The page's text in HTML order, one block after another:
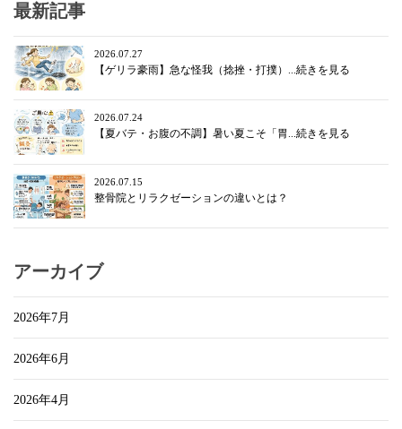
最新記事
2026.07.27
【ゲリラ豪雨】急な怪我（捻挫・打撲）...続きを見る
2026.07.24
【夏バテ・お腹の不調】暑い夏こそ「胃...続きを見る
2026.07.15
整骨院とリラクゼーションの違いとは？
アーカイブ
2026年7月
2026年6月
2026年4月